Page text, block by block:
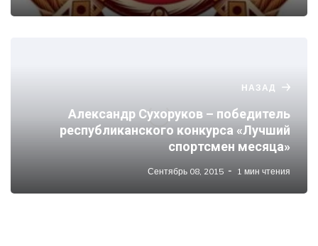
НАЗАД
Александр Сухоруков – победитель
республиканского конкурса «Лучший
спортсмен месяца»
Сентябрь 08, 2015 1 мин чтения